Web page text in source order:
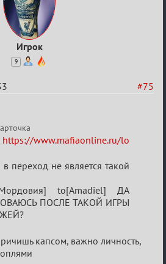
Игрок
9
#75
https://www.mafiaonline.ru/lo
переход не является такой
to[Amadiel] ДА
ПОСЛЕ ТАКОЙ ИГРЫ
капсом, важно личность,